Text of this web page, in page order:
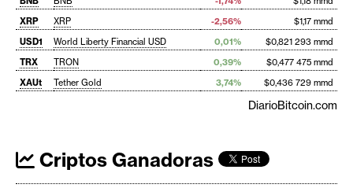
XRP
XRP -2,56%
$1,17 mmd
USD1
World Liberty Financial USD 0,01%
$0,821 293 mmd
TRX
TRON 0,39%
$0,477 475 mmd
XAUt
Tether Gold 3,74% $0,436 729 mmd
DiarioBitcoin.com
Criptos Ganadoras